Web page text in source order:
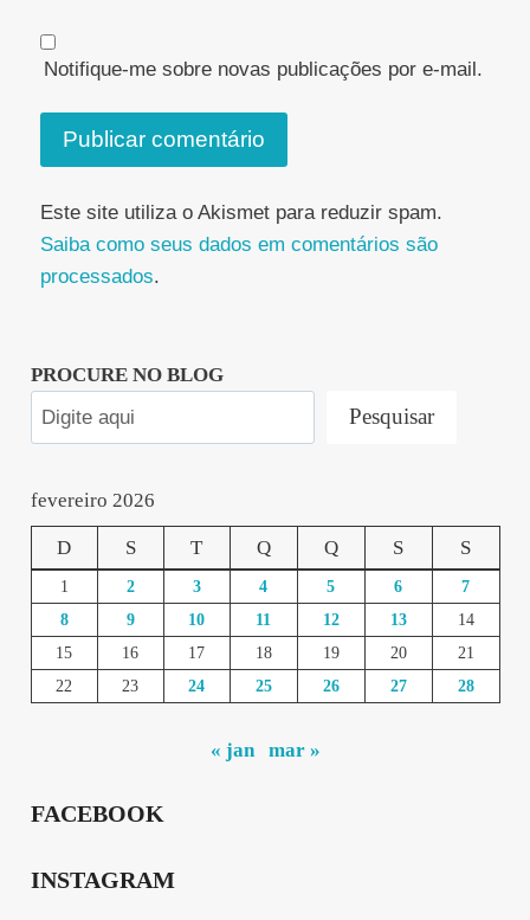
Notifique-me sobre novas publicações por e-mail.
Este site utiliza o Akismet para reduzir spam.
Saiba como seus dados em comentários são
processados.
PROCURE NO BLOG
Pesquisar
fevereiro 2026
D S T Q Q S S
1 2 3 4 5 6
7
8
9 10 11 12 13
14
15
16 17 18 19 20
21
22
23 24 25 26 27 28
« jan mar »
FACEBOOK
INSTAGRAM